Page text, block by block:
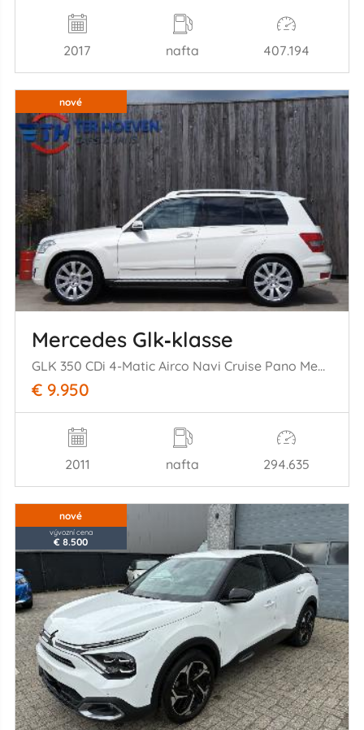
2017 nafta 407.194
nové
Mercedes Glk‑klasse
GLK 350 CDi 4-Matic Airco Navi Cruise Pano Memory Xenon 170KW Euro 5
€ 9.950
2011 nafta 294.635
nové
vývozní cena
€ 8.500